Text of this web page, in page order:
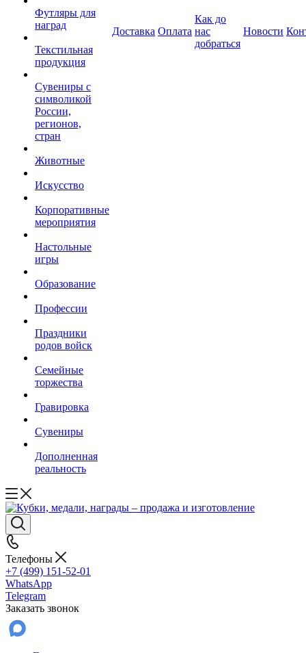
Футляры для
наград
Текстильная
продукция
Сувениры с
символикой
России,
регионов,
стран
Животные
Искусство
Корпоративные
мероприятия
Настольные
игры
Образование
Профессии
Праздники
родов войск
Семейные
торжества
Гравировка
Сувениры
Дополненная
реальность
Доставка Оплата
Как до
нас
добраться
Новости
Телефоны
+7 (499) 151-52-01
WhatsApp
Telegram
Заказать звонок